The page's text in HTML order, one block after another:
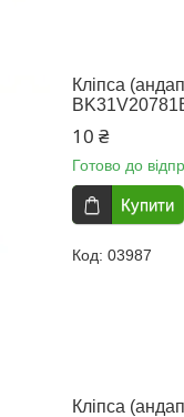
Кліпса
10 ₴
Готово до
Купити
03987
Кліпса